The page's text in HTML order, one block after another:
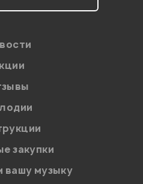
персональных данных в
в отношении обработки
закупки
вашу музыку